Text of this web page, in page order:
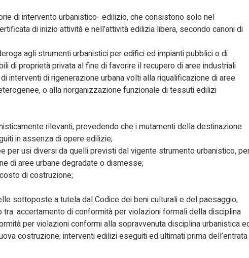
di intervento urbanistico- edilizio, che consistono solo nel
di inizio attività e nell’attività edilizia libera, secondo canoni di
agli strumenti urbanistici per edifici ed impianti pubblici o di
di proprietà privata al fine di favorire il recupero di aree industriali
interventi di rigenerazione urbana volti alla riqualificazione di aree
o alla riorganizzazione funzionale di tessuti edilizi
rilevanti, prevedendo che i mutamenti della destinazione
in assenza di opere edilizie;
per usi diversi da quelli previsti dal vigente strumento urbanistico,
di aree urbane degradate o dismesse;
di costruzione;
sottoposte a tutela dal Codice dei beni culturali e del paesaggio;
accertamento di conformità per violazioni formali della disciplina
per violazioni conformi alla sopravvenuta disciplina urbanistica
costruzione; interventi edilizi eseguiti ed ultimati prima dell’entrata